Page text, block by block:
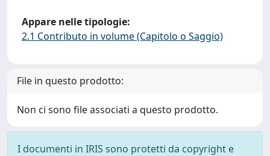
Appare nelle tipologie:
2.1 Contributo in volume (Capitolo o Saggio)
File in questo prodotto:
Non ci sono file associati a questo prodotto.
I documenti in IRIS sono protetti da copyright e